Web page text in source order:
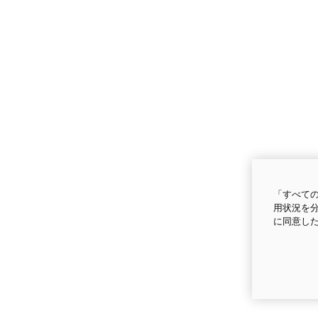
「すべて
用状況を
に同意し